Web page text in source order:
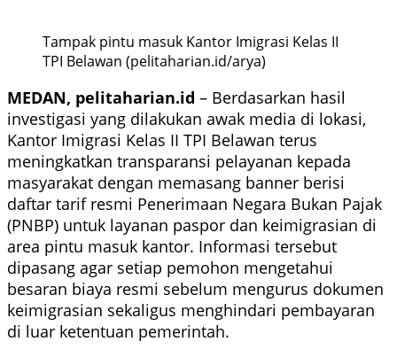
Tampak pintu masuk Kantor Imigrasi Kelas II
TPI Belawan (pelitaharian.id/arya)
MEDAN, pelitaharian.id – Berdasarkan hasil
investigasi yang dilakukan awak media di lokasi,
Kantor Imigrasi Kelas II TPI Belawan terus
meningkatkan transparansi pelayanan kepada
masyarakat dengan memasang banner berisi
daftar tarif resmi Penerimaan Negara Bukan Pajak
(PNBP) untuk layanan paspor dan keimigrasian di
area pintu masuk kantor. Informasi tersebut
dipasang agar setiap pemohon mengetahui
besaran biaya resmi sebelum mengurus dokumen
keimigrasian sekaligus menghindari pembayaran
di luar ketentuan pemerintah.